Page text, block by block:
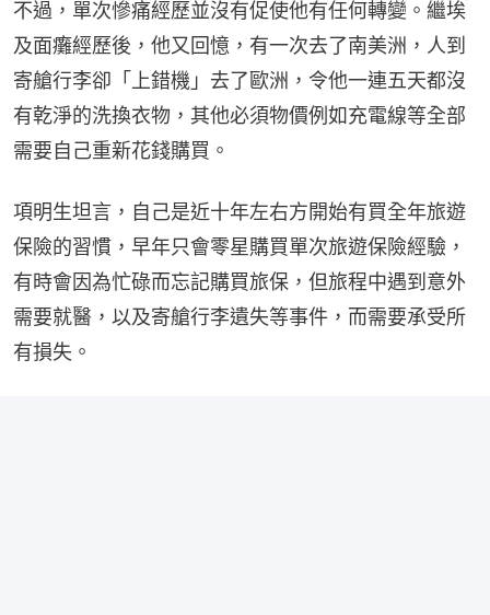
不過，單次慘痛經歷並沒有促使他有任何轉變。繼埃
及面癱經歷後，他又回憶，有一次去了南美洲，人到
寄艙行李卻「上錯機」去了歐洲，令他一連五天都沒
有乾淨的洗換衣物，其他必須物價例如充電線等全部
需要自己重新花錢購買。
項明生坦言，自己是近十年左右方開始有買全年旅遊
保險的習慣，早年只會零星購買單次旅遊保險經驗，
有時會因為忙碌而忘記購買旅保，但旅程中遇到意外
需要就醫，以及寄艙行李遺失等事件，而需要承受所
有損失。